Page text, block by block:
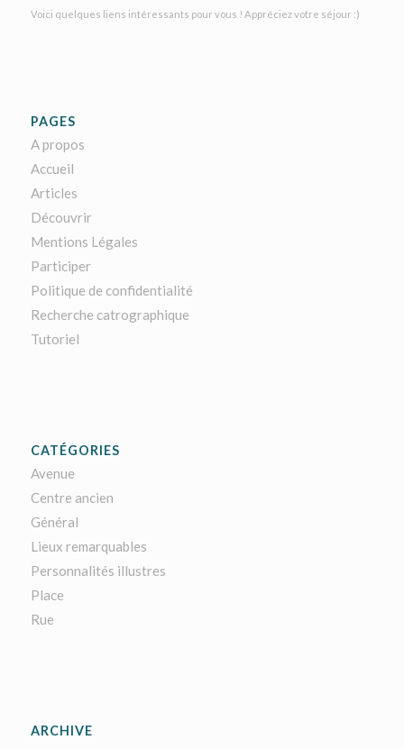
Voici quelques liens intéressants pour vous ! Appréciez votre séjour :)
PAGES
A propos
Accueil
Articles
Découvrir
Mentions Légales
Participer
Politique de confidentialité
Recherche catrographique
Tutoriel
CATÉGORIES
Avenue
Centre ancien
Général
Lieux remarquables
Personnalités illustres
Place
Rue
ARCHIVE